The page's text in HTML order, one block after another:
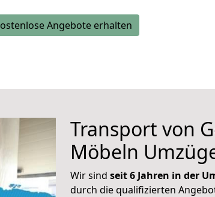
Angebote erhalten
Transport von
Möbeln
Wir sind seit 6 Jahren in der
durch die qualifizierten